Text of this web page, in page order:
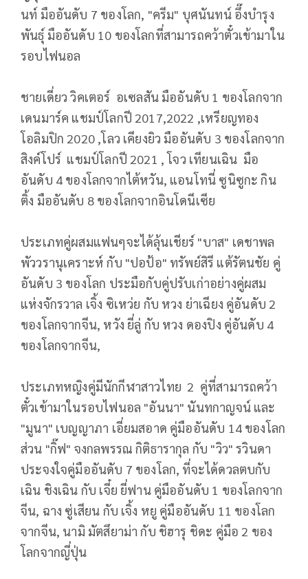
นท์ มืออันดับ 7 ของโลก, "ครีม" บุศนันทน์ อึ๊งบำรุง
พันธุ์ มืออันดับ 10 ของโลกที่สามารถคว้าตั๋วเข้ามาใน
รอบไฟนอล
ชายเดี่ยว วิคเตอร์ อเซลสัน มืออันดับ 1 ของโลกจาก
เดนมาร์ค แชมป์โลกปี 2017,2022 ,เหรียญทอง
โอลิมปิก 2020 ,โลว เคียงยิว มืออันดับ 3 ของโลกจาก
สิงค์โปร์ แชมป์โลกปี 2021 , โจว เทียนเฉิน มือ
อันดับ 4 ของโลกจากไต้หวัน, แอนโทนี่ ซูนิซูกะ กิน
ติ้ง มืออันดับ 8 ของโลกจากอินโดนีเซีย
ประเภทคู่ผสมแฟนๆจะได้ลุ้นเชียร์ "บาส" เดชาพล
พัววรานุเคราะห์ กับ "ปอป้อ" ทรัพย์สิรี แต้รัตนชัย คู่
อันดับ 3 ของโลก ประมือกับคู่ปรับเก่าอย่างคู่ผสม
แห่งจักรวาล เจิ้ง ซิเหว่ย กับ หวง ย่าเฉียง คู่อันดับ 2
ของโลกจากจีน, หวัง ยี่ลู่ กับ หวง ดองปิง คู่อันดับ 4
ของโลกจากจีน,
ประเภทหญิงคู่มีนักกีฬาสาวไทย 2 คู่ที่สามารถคว้า
ตั๋วเข้ามาในรอบไฟนอล "อันนา" นันทกาญจน์ และ
"มูนา" เบญญาภา เอี่ยมสอาด คู่มืออันดับ 14 ของโลก
ส่วน "กิ๊ฟ" จงกลพรรณ กิติธารากุล กับ "วิว" รวินดา
ประจงใจคู่มืออันดับ 7 ของโลก, ที่จะได้ดวลตบกับ
เฉิน ชิงเฉิน กับ เจี๋ย ยี่ฟาน คู่มืออันดับ 1 ของโลกจาก
จีน, ฉาง ซู่เสียน กับ เจิ้ง หยู คู่มืออันดับ 11 ของโลก
จากจีน, นามิ มัตสึยาม่า กับ ชิฮารุ ชิดะ คู่มือ 2 ของ
โลกจากญี่ปุ่น